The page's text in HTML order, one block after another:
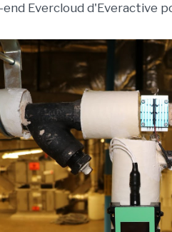
Evercloud d'Everactive